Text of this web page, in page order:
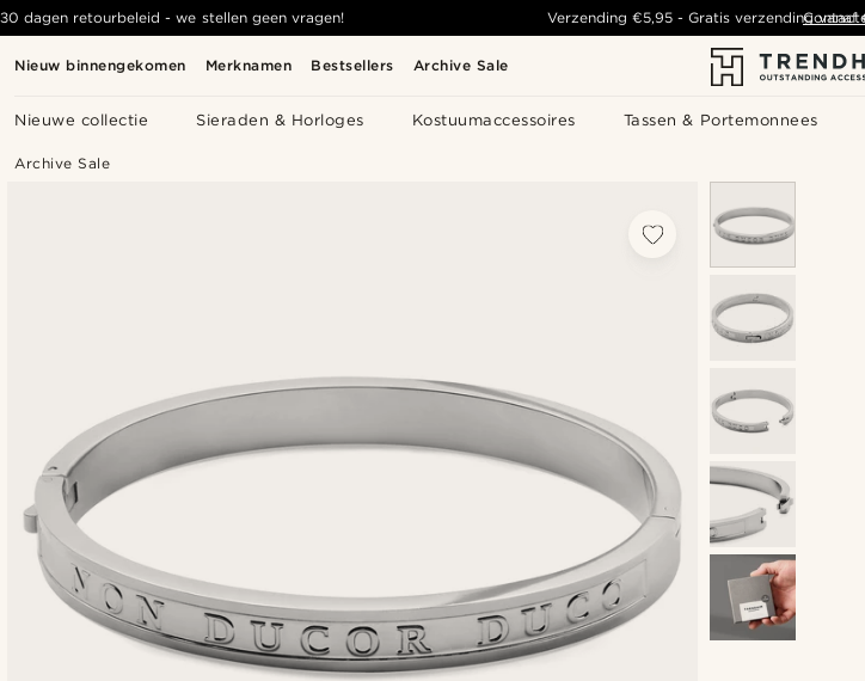
Nieuw binnengekomen Merknamen Bestsellers Archive Sale
Nieuwe collectie Sieraden & Horloges Kostuumaccessoires Tassen & Portemonnees
30 dagen retourbeleid - we stellen geen vragen! Verzending €5,95- Gratis verzending vanaf
Archive Sale